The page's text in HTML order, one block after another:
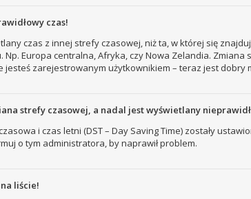
czas!
czas z innej strefy czasowej, niż ta, w której się
Np. Europa centralna, Afryka, czy Nowa Zelandia.
jesteś zarejestrowanym użytkownikiem – teraz jest dobry
strefy czasowej, a nadal jest wyświetlany
i czas letni (DST – Day Saving Time) zostały
o tym administratora, by naprawił problem.
liście!